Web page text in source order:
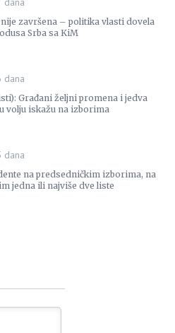
nije završena – politika vlasti dovela
Srba sa KiM
dana
Građani željni promena i jedva
volju iskažu na izborima
dana
na predsedničkim izborima, na
jedna ili najviše dve liste